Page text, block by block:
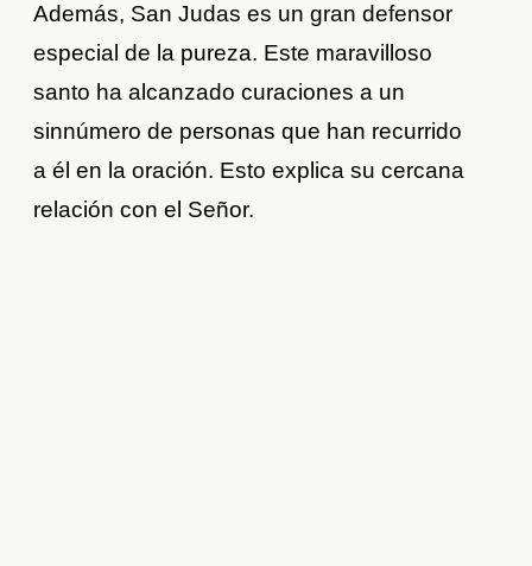
Además, San Judas es un gran defensor
especial de la pureza. Este maravilloso
santo ha alcanzado curaciones a un
sinnúmero de personas que han recurrido
a él en la oración. Esto explica su cercana
relación con el Señor.